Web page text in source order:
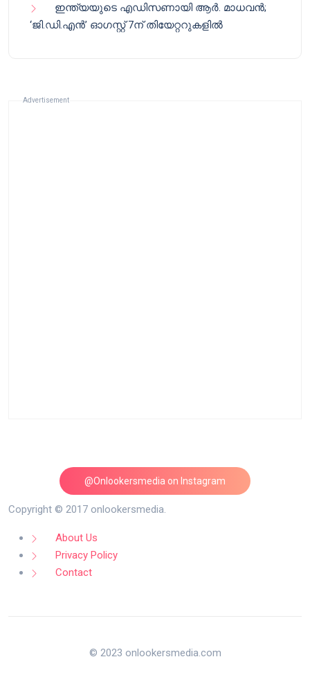
ഇന്ത്യയുടെ എഡിസണായി ആർ. മാധവൻ;
‘ജി.ഡി.എൻ’ ഓഗസ്റ്റ് 7ന് തിയേറ്ററുകളിൽ
Advertisement
@Onlookersmedia on Instagram
Follow on Instagram
Copyright © 2017 onlookersmedia.
About Us
Privacy Policy
Contact
© 2023 onlookersmedia.com